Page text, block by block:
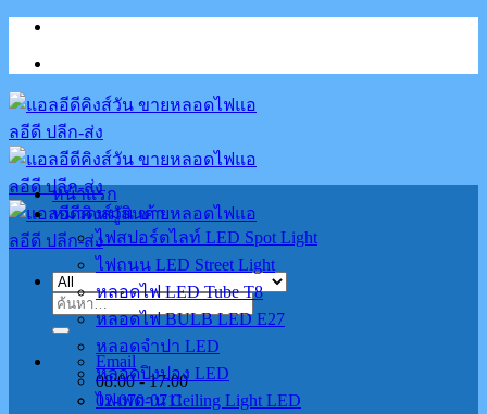
Skip
content
ค้นหา:
Email
08:00 - 17:00
02-070-0711
หน้าแรก
หมวดหมู่สินค้า
ไฟสปอร์ตไลท์ LED Spot Light
ไฟถนน LED Street Light
หลอดไฟ LED Tube T8
หลอดไฟ BULB LED E27
หลอดจำปา LED
หลอดปิงปอง LED
ไฟเพดาน Ceiling Light LED